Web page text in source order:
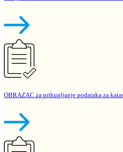
OBRAZAC za prikupljanje podataka za